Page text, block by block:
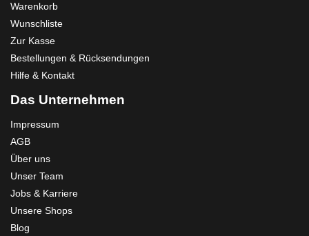
Warenkorb
Wunschliste
Zur Kasse
Bestellungen & Rücksendungen
Hilfe & Kontakt
Das Unternehmen
Impressum
AGB
Über uns
Unser Team
Jobs & Karriere
Unsere Shops
Blog